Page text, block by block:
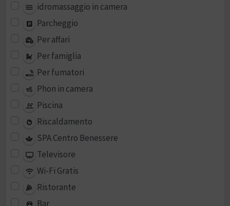
idromassaggio in camera
Parcheggio
Per affari
Per famiglia
Per fumatori
Phon in camera
Piscina
Riscaldamento
SPA Centro Benessere
Televisore
Wi-Fi Gratis
Ristorante
Bar